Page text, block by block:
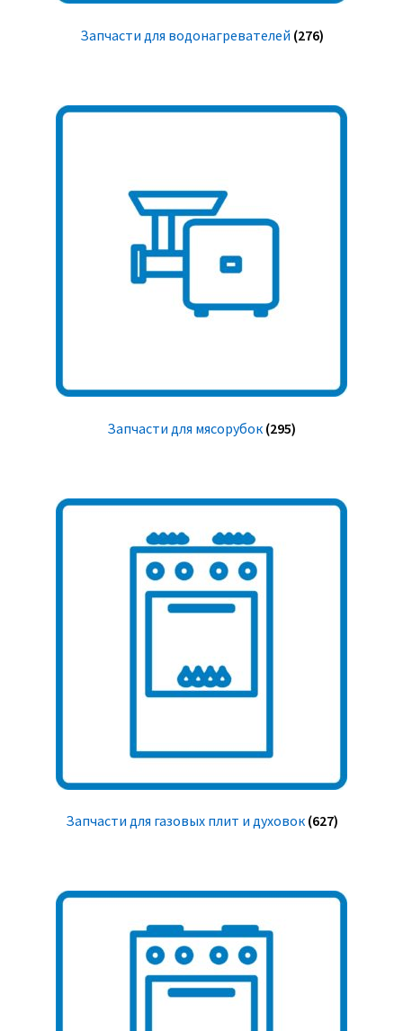
Запчасти для водонагревателей (276)
Запчасти для мясорубок (295)
Запчасти для газовых плит и духовок (627)